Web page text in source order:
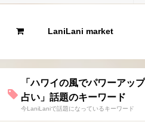
LaniLani market
「ハワイの風でパワーアッ
占い」話題のキーワード
今LaniLaniで話題になっているキーワード